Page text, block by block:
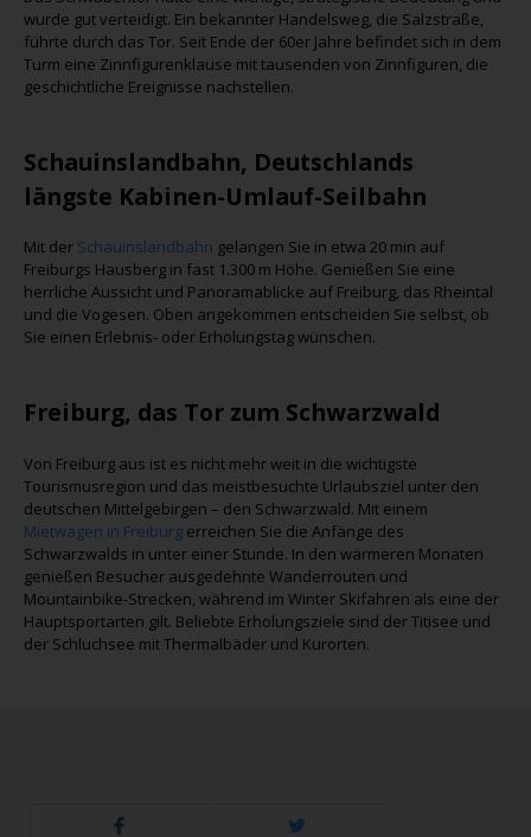
wurde gut verteidigt. Ein bekannter Handelsweg, die Salzstraße,
führte durch das Tor. Seit Ende der 60er Jahre befindet sich in dem
Turm eine Zinnfigurenklause mit tausenden von Zinnfiguren, die
geschichtliche Ereignisse nachstellen.
Schauinslandbahn, Deutschlands
längste Kabinen-Umlauf-Seilbahn
Mit der Schauinslandbahn gelangen Sie in etwa 20 min auf
Freiburgs Hausberg in fast 1.300 m Höhe. Genießen Sie eine
herrliche Aussicht und Panoramablicke auf Freiburg, das Rheintal
und die Vogesen. Oben angekommen entscheiden Sie selbst, ob
Sie einen Erlebnis- oder Erholungstag wünschen.
Freiburg, das Tor zum Schwarzwald
Von Freiburg aus ist es nicht mehr weit in die wichtigste
Tourismusregion und das meistbesuchte Urlaubsziel unter den
deutschen Mittelgebirgen – den Schwarzwald. Mit einem
Mietwagen in Freiburg erreichen Sie die Anfänge des
Schwarzwalds in unter einer Stunde. In den wärmeren Monaten
genießen Besucher ausgedehnte Wanderrouten und
Mountainbike-Strecken, während im Winter Skifahren als eine der
Hauptsportarten gilt. Beliebte Erholungsziele sind der Titisee und
der Schluchsee mit Thermalbäder und Kurorten.